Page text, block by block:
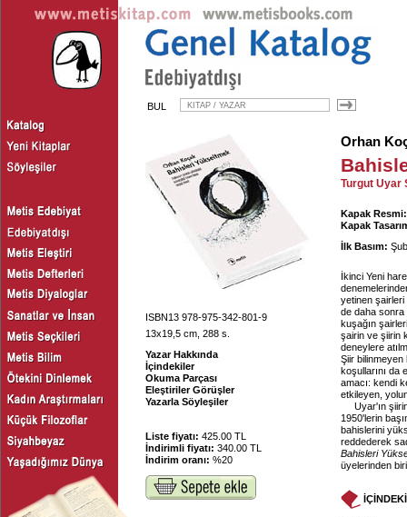
BUL
ISBN13 978-975-342-801-9
13x19,5 cm, 288 s.
Yazar Hakkında
İçindekiler
Okuma Parçası
Eleştiriler Görüşler
Yazarla Söyleşiler
Liste fiyatı: 425.00 TL
İndirimli fiyatı: 340.00 TL
İndirim oranı: %20
Orhan
Turgut Uyar
Kapak Resmi:
Kapak
İlk Basım:
İkinci Yeni
yetinen şairleri
de daha sonra
kuşağın
şairin ve şiirin
deneylere
Şiir
koşullarını da
amacı: kendi
etkileyen,
Uyar'ın
1950'lerin
bahislerini
reddederek
Bahisleri
üyelerinden